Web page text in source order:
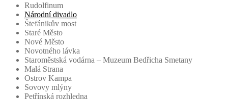
Rudolfinum
Národní divadlo
Štefánikův most
Staré Město
Nové Město
Novotného lávka
Staroměstská vodárna – Muzeum Bedřicha Smetany
Malá Strana
Ostrov Kampa
Sovovy mlýny
Petřínská rozhledna